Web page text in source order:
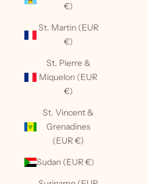
€)
St. Martin (EUR
€)
St. Pierre &
Miquelon (EUR
€)
St. Vincent &
Grenadines
(EUR €)
Sudan (EUR €)